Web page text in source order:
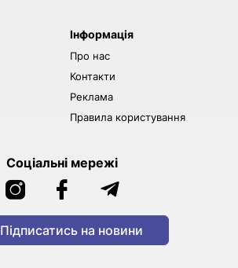
Інформація
Про нас
Контакти
Реклама
Правила користування
Соціальні мережі
Підписатись на новини